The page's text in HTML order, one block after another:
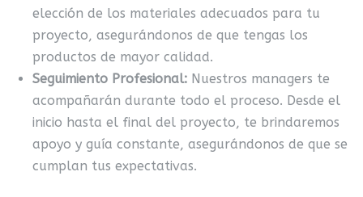
elección de los materiales adecuados para tu
proyecto, asegurándonos de que tengas los
productos de mayor calidad.
Seguimiento Profesional: Nuestros managers te
acompañarán durante todo el proceso. Desde el
inicio hasta el final del proyecto, te brindaremos
apoyo y guía constante, asegurándonos de que se
cumplan tus expectativas.